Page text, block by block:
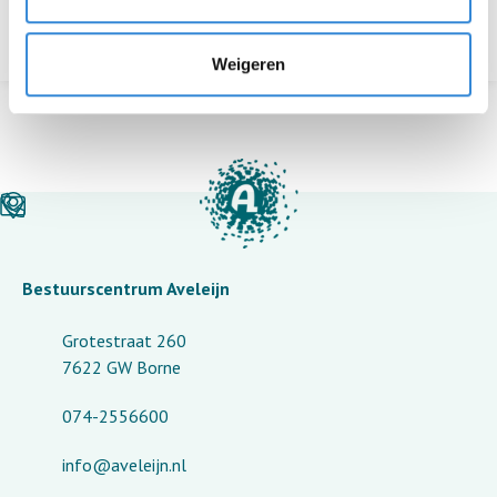
Weigeren
Terug naar het overzicht
Bestuurscentrum Aveleijn
Grotestraat 260
7622 GW Borne
074-2556600
info@aveleijn.nl